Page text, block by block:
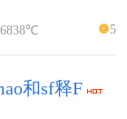
6838℃ 5
和sf释F